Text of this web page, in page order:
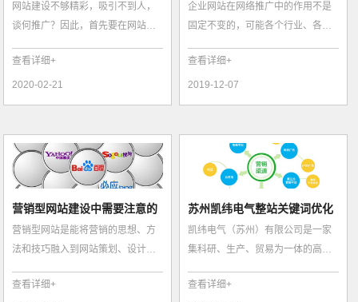
法
网站建设不够精彩，吸引不到人，
谈何推广？因此，首先要在网站建
吸引力。大...
查看详细+
2020-02-21
哪些作用
企业网站在网络推广中的作用不是
固定不变的，可能各个行业、各个
网站在网络...
查看详细+
2019-12-07
营销型网站建设中需要注意的
的细节及分工
营销型网站是能将营销的思想、方
法和技巧融入到网站策划、设计与
是获得销售...
查看详细+
苏州凯纬电气整站关键词优化
推广服务
凯纬电气（苏州）有限公司是一家
集科研、生产、贸易为一体的高性
的产品和解...
查看详细+